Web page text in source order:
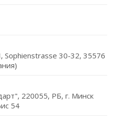
Sophienstrasse 30-32, 35576
220055, РБ, г. Минск
54